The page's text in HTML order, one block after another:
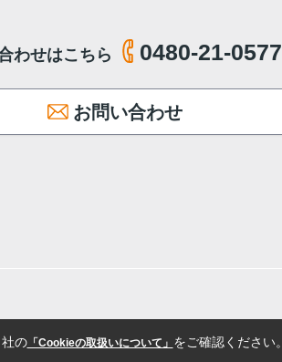
わせはこちら 0480-21-0577
お問い合わせ
の「Cookieの取扱いについて」 をご確認ください。